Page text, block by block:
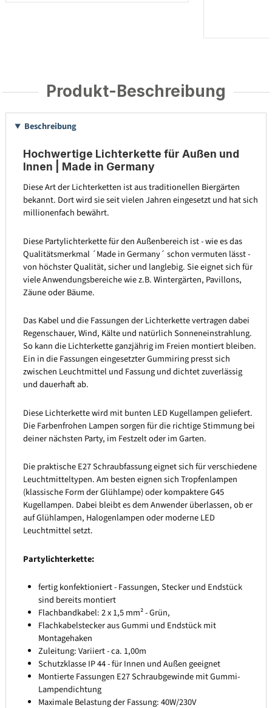
Produkt-Beschreibung
Beschreibung
Hochwertige Lichterkette für Außen und
Innen | Made in Germany
Diese Art der Lichterketten ist aus traditionellen Biergärten
bekannt. Dort wird sie seit vielen Jahren eingesetzt und hat sich
millionenfach bewährt.
Diese Partylichterkette für den Außenbereich ist - wie es das
Qualitätsmerkmal ´Made in Germany´ schon vermuten lässt -
von höchster Qualität, sicher und langlebig. Sie eignet sich für
viele Anwendungsbereiche wie z.B. Wintergärten, Pavillons,
Zäune oder Bäume.
Das Kabel und die Fassungen der Lichterkette vertragen dabei
Regenschauer, Wind, Kälte und natürlich Sonneneinstrahlung.
So kann die Lichterkette ganzjährig im Freien montiert bleiben.
Ein in die Fassungen eingesetzter Gummiring presst sich
zwischen Leuchtmittel und Fassung und dichtet zuverlässig
und dauerhaft ab.
Diese Lichterkette wird mit bunten LED Kugellampen geliefert.
Die Farbenfrohen Lampen sorgen für die richtige Stimmung bei
deiner nächsten Party, im Festzelt oder im Garten.
Die praktische E27 Schraubfassung eignet sich für verschiedene
Leuchtmitteltypen. Am besten eignen sich Tropfenlampen
(klassische Form der Glühlampe) oder kompaktere G45
Kugellampen. Dabei bleibt es dem Anwender überlassen, ob er
auf Glühlampen, Halogenlampen oder moderne LED
Leuchtmittel setzt.
Partylichterkette:
fertig konfektioniert - Fassungen, Stecker und Endstück
sind bereits montiert
Flachbandkabel: 2 x 1,5 mm² - Grün,
Flachkabelstecker aus Gummi und Endstück mit
Montagehaken
Zuleitung: Variiert - ca. 1,00m
Schutzklasse IP 44 - für Innen und Außen geeignet
Montierte Fassungen E27 Schraubgewinde mit Gummi-
Lampendichtung
Maximale Belastung der Fassung: 40W/230V